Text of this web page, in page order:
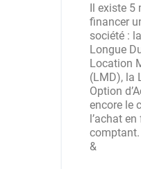
Il existe 5
financer
société :
Longue
Location
(LMD), la
Option
encore le
l’achat
&